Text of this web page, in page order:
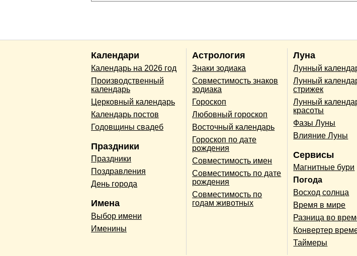
Календари
Календарь на 2026 год
Производственный
календарь
Церковный календарь
Календарь постов
Годовщины свадеб
Праздники
Праздники
Поздравления
День города
Имена
Выбор имени
Именины
Астрология
Знаки зодиака
Совместимость знаков
зодиака
Гороскоп
Любовный гороскоп
Восточный календарь
Гороскоп по дате
рождения
Совместимость имен
Совместимость по дате
рождения
Совместимость по
годам животных
Луна
Лунный
Лунный
стрижек
Лунный
красоты
Фазы Луны
Влияние Луны
Сервисы
Магнитные бури
Погода
Восход солнца
Время в мире
Разница во
Конвертер
Таймеры